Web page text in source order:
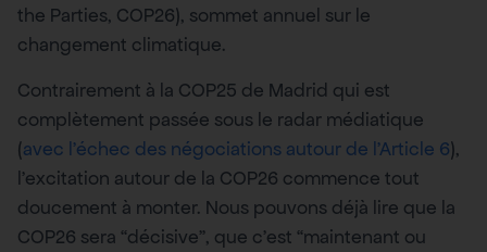
the Parties, COP26), sommet annuel sur le
changement climatique.
Contrairement à la COP25 de Madrid qui est
complètement passée sous le radar médiatique
(avec l’échec des négociations autour de l’Article 6),
l’excitation autour de la COP26 commence tout
doucement à monter. Nous pouvons déjà lire que la
COP26 sera “décisive”, que c’est “maintenant ou